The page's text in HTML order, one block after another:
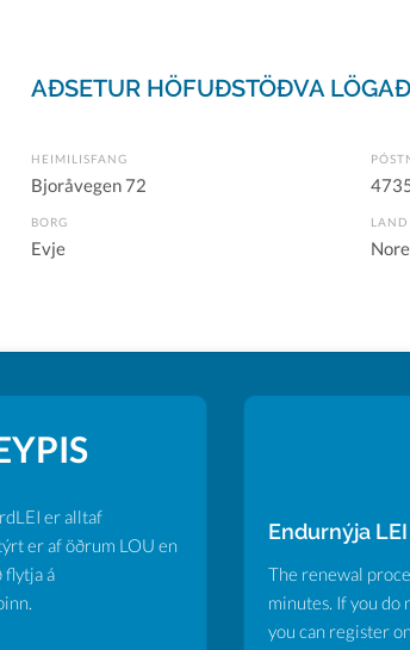
AÐSETUR HÖFUÐSTÖÐVA
HEIMILISFANG
Bjoråvegen 72
BORG
Evje
LAND
er alltaf
er af öðrum LOU en
flytja á
Endurnýja LEI
The renewal
minutes. If you do
you can register